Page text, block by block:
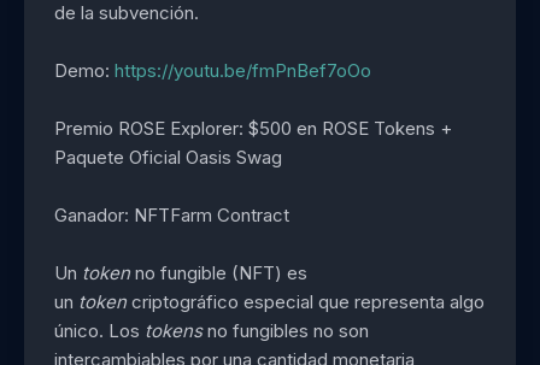
de la subvención.
Demo: https://youtu.be/fmPnBef7oOo
Premio ROSE Explorer: $500 en ROSE Tokens +
Paquete Oficial Oasis Swag
Ganador: NFTFarm Contract
Un token no fungible (NFT) es
un token criptográfico especial que representa algo
único. Los tokensno fungibles no son
intercambiables por una cantidad monetaria